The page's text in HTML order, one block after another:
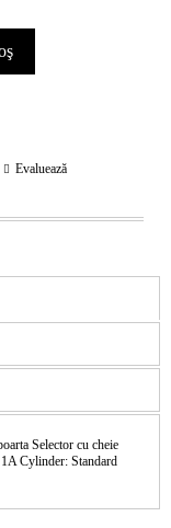
Evaluează
Selector cu cheie
Cylinder: Standard